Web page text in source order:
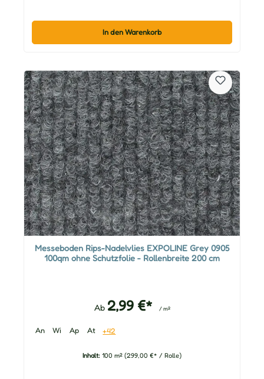
In den Warenkorb
Messeboden Rips-Nadelvlies EXPOLINE Grey 0905
100qm ohne Schutzfolie - Rollenbreite 200 cm
Ab 2,99 €* / m²
An Wi Ap At +42
Inhalt: 100 m² (299,00 €* / Rolle)